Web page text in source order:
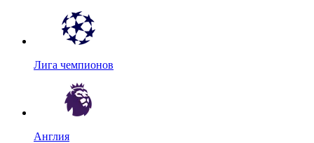
Лига чемпионов
Англия